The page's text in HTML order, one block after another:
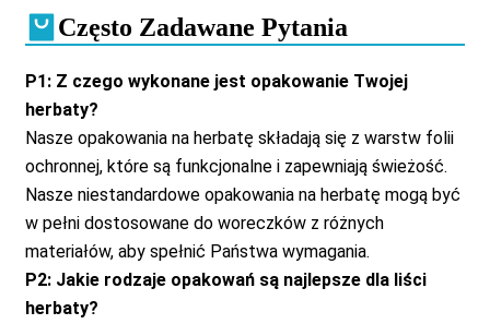
Często Zadawane Pytania
P1: Z czego wykonane jest opakowanie Twojej
herbaty?
Nasze opakowania na herbatę składają się z warstw folii
ochronnej, które są funkcjonalne i zapewniają świeżość.
Nasze niestandardowe opakowania na herbatę mogą być
w pełni dostosowane do woreczków z różnych
materiałów, aby spełnić Państwa wymagania.
P2: Jakie rodzaje opakowań są najlepsze dla liści
herbaty?